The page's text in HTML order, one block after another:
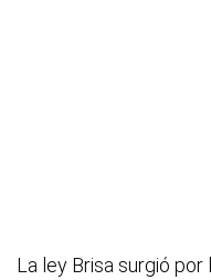
La ley Brisa surgió